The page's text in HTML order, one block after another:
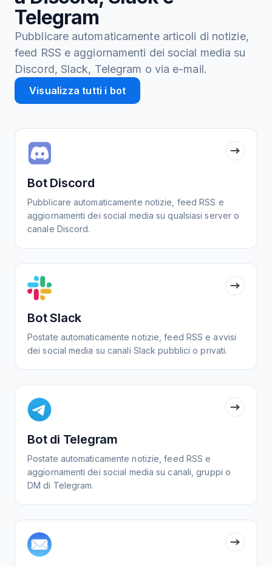
Telegram
Pubblicare automaticamente articoli di notizie,
feed RSS e aggiornamenti dei social media su
Discord, Slack, Telegram o via e-mail.
Visualizza tutti i bot
Bot Discord
Pubblicare automaticamente notizie, feed RSS e
aggiornamenti dei social media su qualsiasi server o
canale Discord.
Bot Slack
Postate automaticamente notizie, feed RSS e avvisi
dei social media su canali Slack pubblici o privati.
Bot di Telegram
Postate automaticamente notizie, feed RSS e
aggiornamenti dei social media su canali, gruppi o
DM di Telegram.